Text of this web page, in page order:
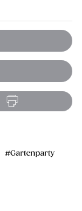
Gartenparty